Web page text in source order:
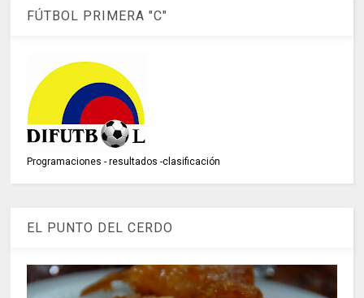
FÚTBOL PRIMERA "C"
Programaciones - resultados -clasificación
EL PUNTO DEL CERDO